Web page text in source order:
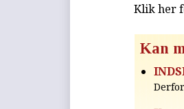
Klik her
Kan